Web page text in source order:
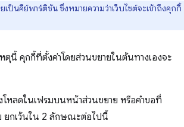
ป็นคีย์พาร์ติชัน ซึ่งหมายความว่าเว็บไซต์จะเข้าถึงคุกกี้
ตุนี้ คุกกี้ที่ตั้งค่าโดยส่วนขยายในต้นทางเองจะ
หลดในเฟรมบนหน้าส่วนขยาย หรือคำขอที่
ยกเว้นใน 2 ลักษณะต่อไปนี้